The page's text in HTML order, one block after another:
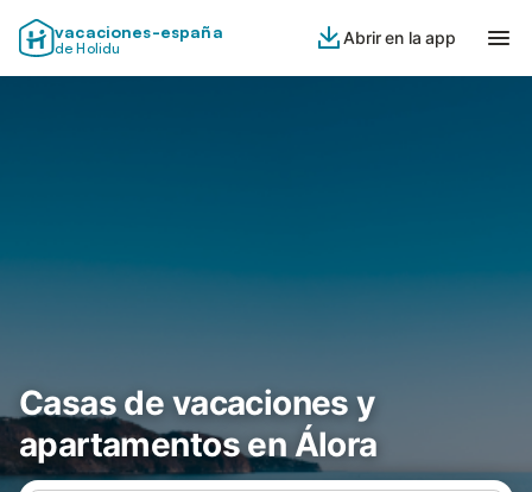
vacaciones-españa
de Holidu
Abrir en la app
Casas de vacaciones y
apartamentos en Álora